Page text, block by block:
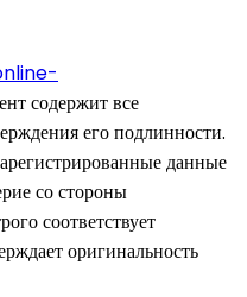
содержит все
его подлинности.
данные
со стороны
соответствует
оригинальность